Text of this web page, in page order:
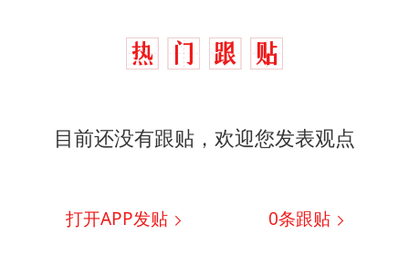
目前还没有跟贴，欢迎您发表观点
打开APP发贴 0条跟贴